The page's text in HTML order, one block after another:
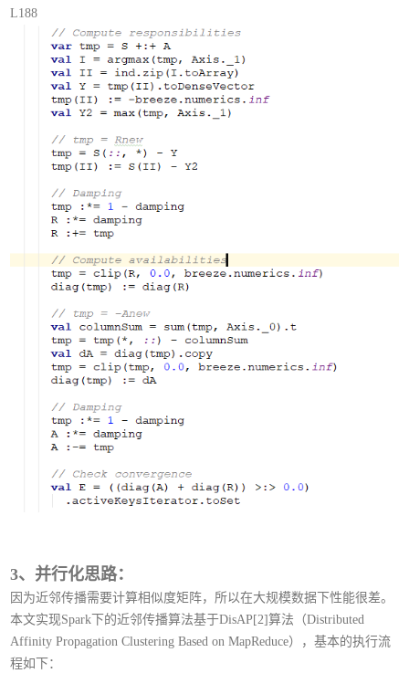
L188
3、并行化思路：
因为近邻传播需要计算相似度矩阵，所以在大规模数据下性能很差。
本文实现Spark下的近邻传播算法基于DisAP[2]算法（Distributed
Affinity Propagation Clustering Based on MapReduce），基本的执行流
程如下：